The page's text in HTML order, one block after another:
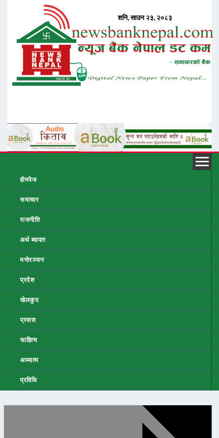
होमपेज
समाचार
राजनीति
अर्थ ब्यापार
मनोरञ्जन
प्रदेश
खेलकुद
प्रवास
साहित्य
अध्यात्म
प्रविधि